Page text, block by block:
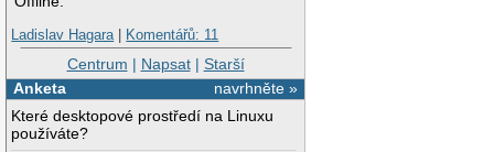
Ladislav Hagara| Komentářů: 11
Centrum | Napsat| Starší
navrhněte »
Anketa
Které desktopové prostředí na Linuxu
používáte?